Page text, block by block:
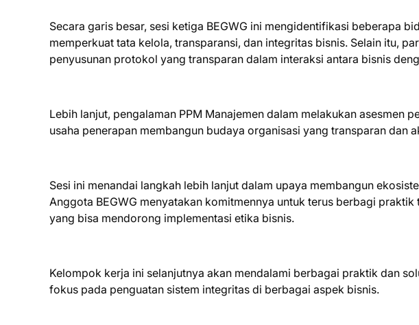
Secara garis besar, sesi ketiga BEGWG ini mengidentifikasi beberapa
memperkuat tata kelola, transparansi, dan integritas bisnis. Selain itu,
penyusunan protokol yang transparan dalam interaksi antara bisnis
Lebih lanjut, pengalaman PPM Manajemen dalam melakukan asesmen
usaha penerapan membangun budaya organisasi yang transparan dan
Sesi ini menandai langkah lebih lanjut dalam upaya membangun
Anggota BEGWG menyatakan komitmennya untuk terus berbagi
yang bisa mendorong implementasi etika bisnis.
Kelompok kerja ini selanjutnya akan mendalami berbagai praktik dan
fokus pada penguatan sistem integritas di berbagai aspek bisnis.